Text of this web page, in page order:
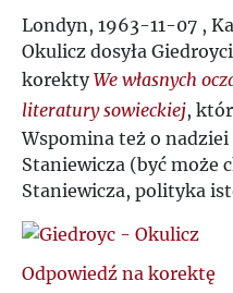
Londyn, 1963-11-07 ,
Okulicz dosyła
korektyWe własnych
literatury sowieckiej,
Wspomina też o
Staniewicza (być może
Staniewicza, polityka
Odpowiedź na korektę